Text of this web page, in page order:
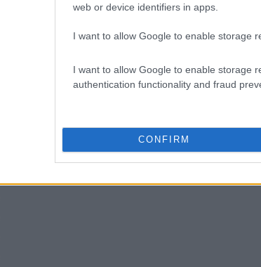
web or device identifiers in apps.
I want to allow Google to enable storage
I want to allow Google to enable storage
authentication functionality and fraud
CONFIRM